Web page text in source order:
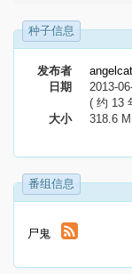
种子信息
发布者
angelcat
日期
2013-
( 约 13
大小
318.6
番组信息
尸鬼